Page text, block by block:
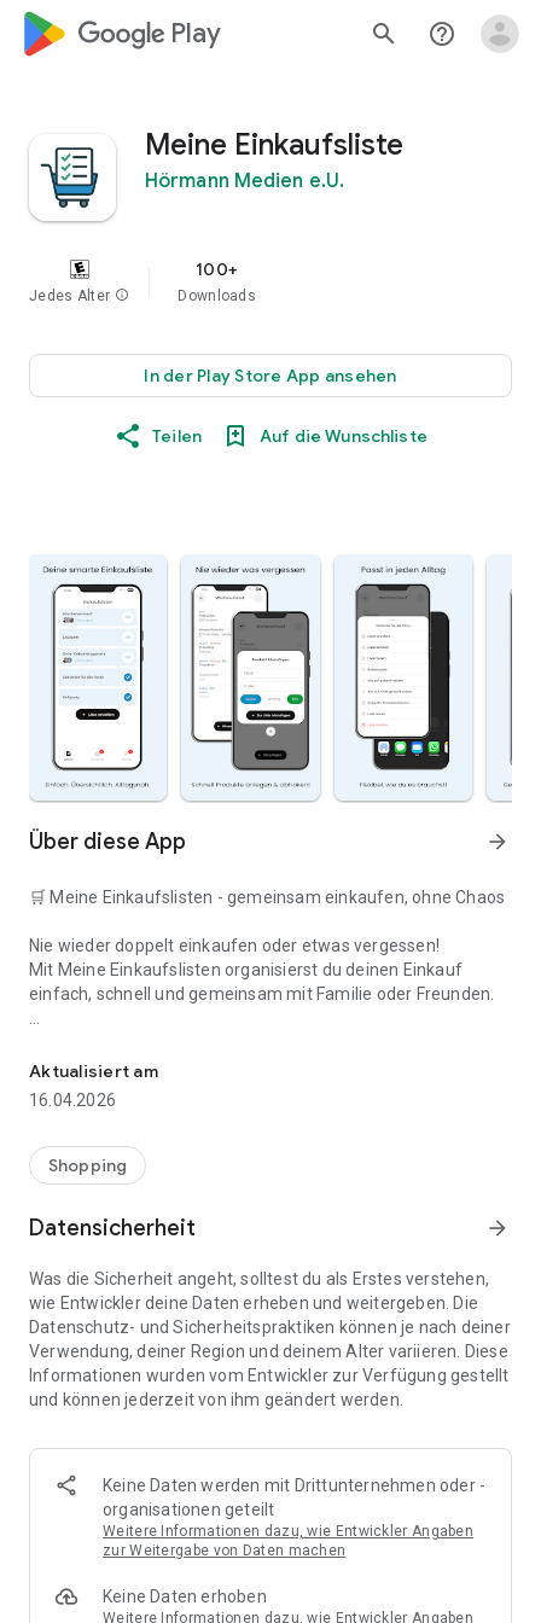
google_logo Play search help_outline
Meine Einkaufsliste
Hörmann Medien e.U.
Jedes Alter info
100+
Downloads
In der Play Store App ansehen
Teilen Auf die Wunschliste
Über diese App arrow_forward
🛒 Meine Einkaufslisten - gemeinsam einkaufen, ohne Chaos
Nie wieder doppelt einkaufen oder etwas vergessen!
Mit Meine Einkaufslisten organisierst du deinen Einkauf
einfach, schnell und gemeinsam mit Familie oder Freunden.
👨‍👩‍👧 Gemeinsame Einkaufslisten in Echtzeit: Alle sehen
⚡ Superschnell & einfach: Liste in Sekunden erstellen und
sofort loslegen.
📱 Immer dabei: Deine Einkaufsliste ist jederzeit auf deinem
🤝 Teilen leicht gemacht: Lade andere ein und erledigt den
Einkauf gemeinsam.
🍳 Zutaten direkt aus Rezepten übernehmen: Importiere
Zutaten von Rezept-Webseiten und verwandle sie
🚀 DEINE VORTEILE IM ALLTAG
* Nie wieder doppelte Einkäufe
* Kein Chaos mehr beim Einkaufen
* Bessere Abstimmung mit Familie & Freunden
* Perfekt für die Essensplanung
Aktualisiert am
16.04.2026
Shopping
Datensicherheit arrow_forward
Was die Sicherheit angeht, solltest du als Erstes verstehen,
wie Entwickler deine Daten erheben und weitergeben. Die
Datenschutz- und Sicherheitspraktiken können je nach deiner
Verwendung, deiner Region und deinem Alter variieren. Diese
Informationen wurden vom Entwickler zur Verfügung gestellt
und können jederzeit von ihm geändert werden.
Keine Daten werden mit Drittunternehmen oder -
organisationen geteilt
Weitere Informationen dazu, wie Entwickler Angaben
zur Weitergabe von Daten machen
Keine Daten erhoben
Weitere Informationen dazu, wie Entwickler Angaben